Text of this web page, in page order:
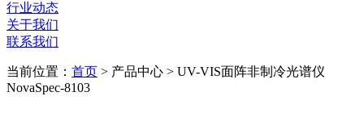
行业动态
关于我们
联系我们
当前位置： 首页 > 产品中心 > UV-VIS面阵非制冷光谱仪
NovaSpec-8103